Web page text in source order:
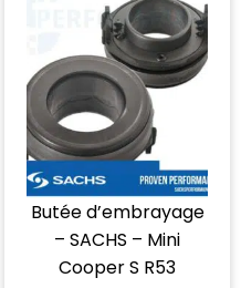
Butée d’embrayage
– SACHS – Mini
Cooper S R53